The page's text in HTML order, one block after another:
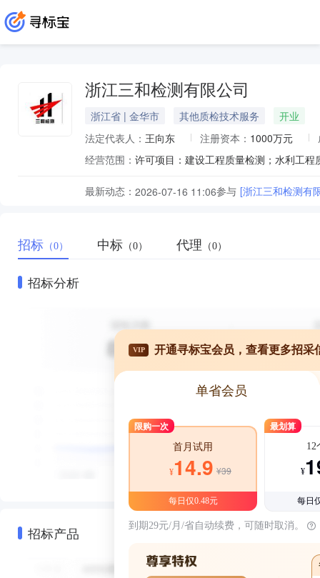
浙江三和检测有限公司
浙江省 | 金华市 其他质检技术服务
开业
法定代表人： 王向东 注册资本： 1000万元
经营范围：
最新动态： 2026-07-16 11:06参与 [浙江三和检测有
招标 （0） 中标 （0） 代理 （0）
招标分析
招标产品
VIP 开通寻标宝会员，查看更多招采
单省会员
限购一次
首月试用
¥14.9 ¥39
每日仅0.48元
最划算
12
¥
每日
到期29元/月/省自动续费，可随时取消。